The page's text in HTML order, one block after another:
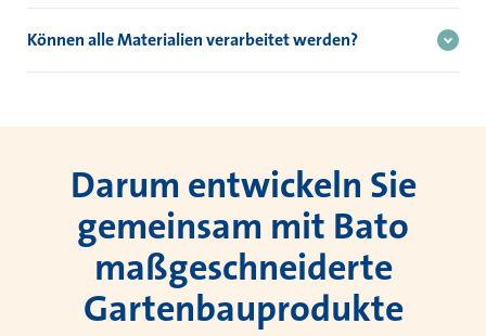
zur Ausführung mit recycelten, biobasierten und biologisch
abbaubaren Materialien.
Können alle Materialien verarbeitet werden?
Darum entwickeln Sie
gemeinsam mit Bato
maßgeschneiderte
Gartenbauprodukte